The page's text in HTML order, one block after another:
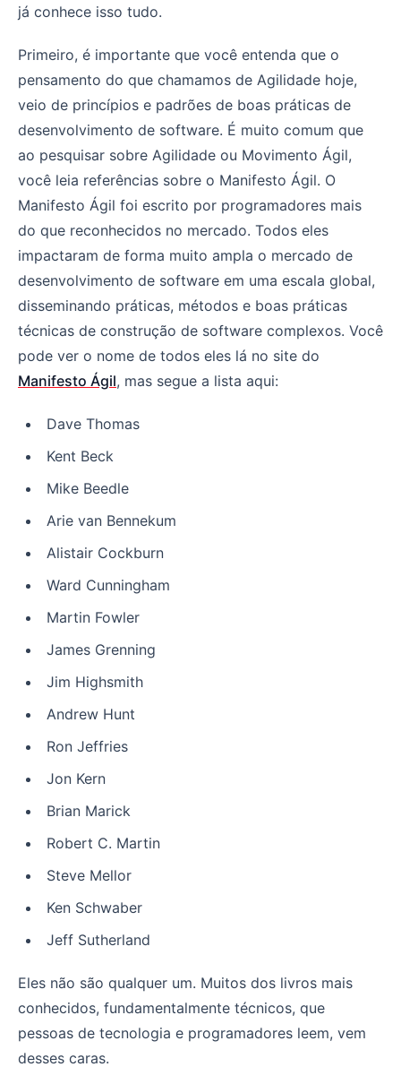
já conhece isso tudo.
Primeiro, é importante que você entenda que o
pensamento do que chamamos de Agilidade hoje,
veio de princípios e padrões de boas práticas de
desenvolvimento de software. É muito comum que
ao pesquisar sobre Agilidade ou Movimento Ágil,
você leia referências sobre o Manifesto Ágil. O
Manifesto Ágil foi escrito por programadores mais
do que reconhecidos no mercado. Todos eles
impactaram de forma muito ampla o mercado de
desenvolvimento de software em uma escala global,
disseminando práticas, métodos e boas práticas
técnicas de construção de software complexos. Você
pode ver o nome de todos eles lá no site do
Manifesto Ágil, mas segue a lista aqui:
Dave Thomas
Kent Beck
Mike Beedle
Arie van Bennekum
Alistair Cockburn
Ward Cunningham
Martin Fowler
James Grenning
Jim Highsmith
Andrew Hunt
Ron Jeffries
Jon Kern
Brian Marick
Robert C. Martin
Steve Mellor
Ken Schwaber
Jeff Sutherland
Eles não são qualquer um. Muitos dos livros mais
conhecidos, fundamentalmente técnicos, que
pessoas de tecnologia e programadores leem, vem
desses caras.